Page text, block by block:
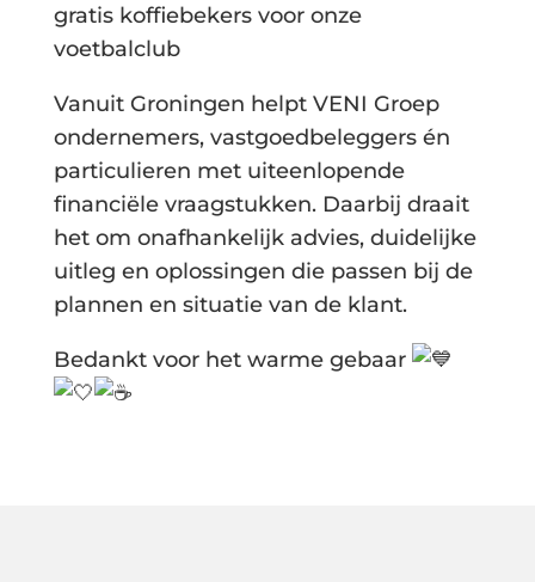
gratis koffiebekers voor onze
voetbalclub
Vanuit Groningen helpt VENI Groep
ondernemers, vastgoedbeleggers én
particulieren met uiteenlopende
financiële vraagstukken. Daarbij draait
het om onafhankelijk advies, duidelijke
uitleg en oplossingen die passen bij de
plannen en situatie van de klant.
Bedankt voor het warme gebaar